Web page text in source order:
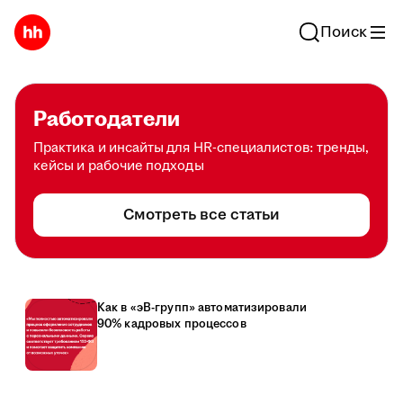
Поиск
Работодатели
Практика и инсайты для HR-специалистов: тренды,
кейсы и рабочие подходы
Смотреть все статьи
Как в «эВ-групп» автоматизировали
90% кадровых процессов